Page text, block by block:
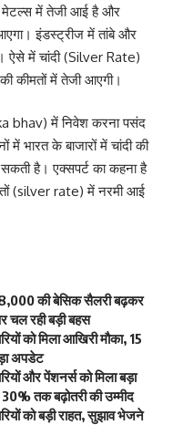
मेटल्स में तेजी आई है और
इंडस्ट्रीज में तांबे और
ऐसे में चांदी (Silver Rate)
कीमतों में तेजी आएगी।
bhav) में निवेश करना पसंद
भारत के बाजारों में चांदी की
सकती है। एक्सपर्ट का कहना है
(silver rate) में नरमी आई
की बेसिक सैलरी बढ़कर
चल रही बड़ी बहस
को मिला आखिरी मौका, 15
अपडेट
और पेंशनर्स को मिला बड़ा
तक बढ़ोतरी की उम्मीद
को बड़ी राहत, सुझाव भेजने